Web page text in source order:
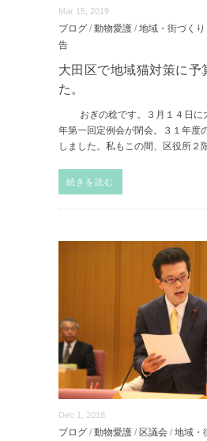
Mar 15, 2019
ブログ / 動物愛護 / 地域・街づくり
告
大田区で地域猫対策に予
た。
おぎの稔です。３月１４日に
年第一回定例会が閉会。３１年度
しました。私もこの間、区役所２
続きを読む
Dec 1, 2018
ブログ / 動物愛護 / 区議会 / 地域・